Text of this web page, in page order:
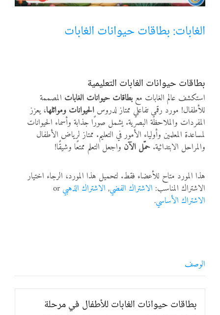
أنواع الموارد
الغابات: بطاقات حيوانات الغابات
بطاقات حيوانات الغابات التعليمية
استكشف عالم الغابات مع بطاقات حيوانات الغابات المصممة
للأطفال! مورد رقمي تفاعلي ممتاز لدروس الحيوانات وموائلها، يعزز
المفردات والملاحظة البصرية. يشمل صورًا جذابة وأسماء الحيوانات
لمساعدة المعلمين وأولياء الأمور في التعليم. ممتاز لرياض الأطفال
والمراحل الابتدائية. حمّل الآن واجعل التعلم ممتعًا وشيقًا!
هذا المورد متاح للأعضاء فقط. لتحميل هذا المورد، الرجاء اختيار
الاشتراك المناسب: الاشتراك الفضي, الاشتراك الذهبي
الاشتراك الأساسي.
الوصف
بطاقات حيوانات الغابات للأطفال في مرحلة